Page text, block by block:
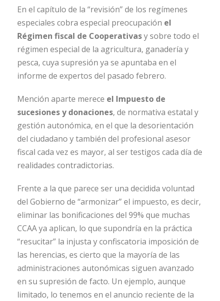
En el capítulo de la “revisión” de los regímenes
especiales cobra especial preocupación el
Régimen fiscal de Cooperativasy sobre todo el
régimen especial de la agricultura, ganadería y
pesca, cuya supresión ya se apuntaba en el
informe de expertos del pasado febrero.
Mención aparte merece el Impuesto de
sucesiones y donaciones, de normativa estatal y
gestión autonómica, en el que la desorientación
del ciudadano y también del profesional asesor
fiscal cada vez es mayor, al ser testigos cada día de
realidades contradictorias.
Frente a la que parece ser una decidida voluntad
del Gobierno de “armonizar” el impuesto, es decir,
eliminar las bonificaciones del 99% que muchas
CCAA ya aplican, lo que supondría en la práctica
“resucitar” la injusta y confiscatoria imposición de
las herencias, es cierto que la mayoría de las
administraciones autonómicas siguen avanzado
en su supresión de facto. Un ejemplo, aunque
limitado, lo tenemos en el anuncio reciente de la